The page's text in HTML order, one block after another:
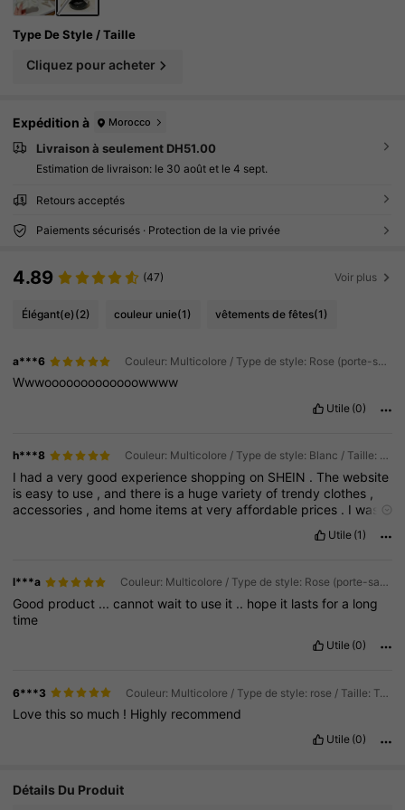
Type De Style / Taille
Cliquez pour acheter
Expédition à Morocco
Livraison à seulement DH51.00
Estimation de livraison: le 30 août et le 4 sept.
Retours acceptés
Paiements sécurisés · Protection de la vie privée
4.89 (47) Voir plus
Élégant(e)(2) couleur unie(1) vêtements de fêtes(1)
a***6 Couleur: Multicolore / Type de style: Rose (porte-savon) / Taille: Taille Unique
Wwwooooooooooooowwww
Utile (0)
h***8 Couleur: Multicolore / Type de style: Blanc / Taille: Taille Unique
I had averygoodexperience shoppingon SHEIN .Thewebsite
iseasyto use , andthere is a hugevarietyoftrendyclothes ,
accessories , and home items atvery affordable prices . Iwas
arrivedwithin
. The clothes matched the photos and the sizingwas
thanks to the detailedsizechartsandcustomerreviews.
Consideringthe lowprices,thequality wasbetterthanI
expected
Utile (1)
l***a Couleur: Multicolore / Type de style: Rose (porte-savon) / Taille: Taille Unique
Good product ...cannotwaitto use it .. hope it lastsfor a long
time
Utile (0)
6***3
Lovethis so much ! Highly recommend
Utile (0)
Détails Du Produit
4.84